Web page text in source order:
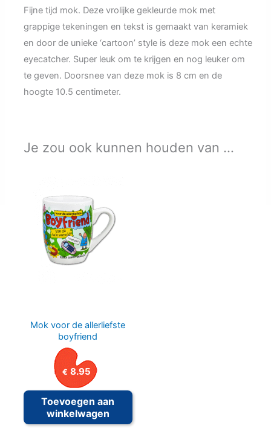
Fijne tijd mok. Deze vrolijke gekleurde mok met
grappige tekeningen en tekst is gemaakt van keramiek
en door de unieke ‘cartoon’ style is deze mok een echte
eyecatcher. Super leuk om te krijgen en nog leuker om
te geven. Doorsnee van deze mok is 8 cm en de
hoogte 10.5 centimeter.
Je zou ook kunnen houden van …
Mok voor de allerliefste
boyfriend
€ 8.95
Toevoegen aan
winkelwagen